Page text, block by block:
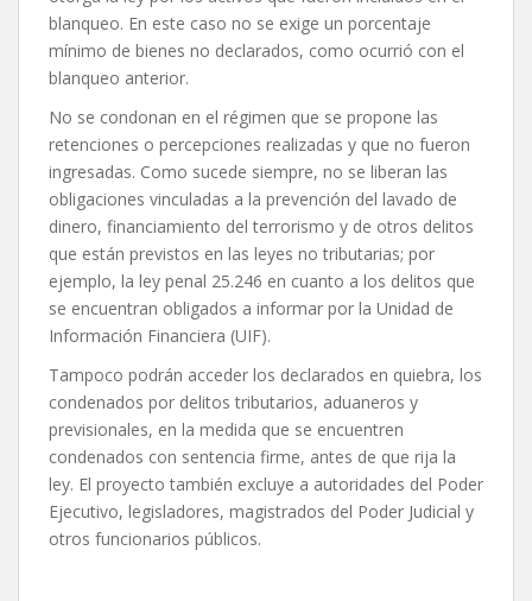
blanqueo. En este caso no se exige un porcentaje
mínimo de bienes no declarados, como ocurrió con el
blanqueo anterior.
No se condonan en el régimen que se propone las
retenciones o percepciones realizadas y que no fueron
ingresadas. Como sucede siempre, no se liberan las
obligaciones vinculadas a la prevención del lavado de
dinero, financiamiento del terrorismo y de otros delitos
que están previstos en las leyes no tributarias; por
ejemplo, la ley penal 25.246 en cuanto a los delitos que
se encuentran obligados a informar por la Unidad de
Información Financiera (UIF).
Tampoco podrán acceder los declarados en quiebra, los
condenados por delitos tributarios, aduaneros y
previsionales, en la medida que se encuentren
condenados con sentencia firme, antes de que rija la
ley. El proyecto también excluye a autoridades del Poder
Ejecutivo, legisladores, magistrados del Poder Judicial y
otros funcionarios públicos.